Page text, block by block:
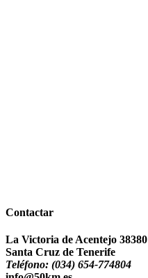
Contactar
La Victoria de Acentejo 38380
Santa Cruz de Tenerife
Teléfono: (034) 654-774804